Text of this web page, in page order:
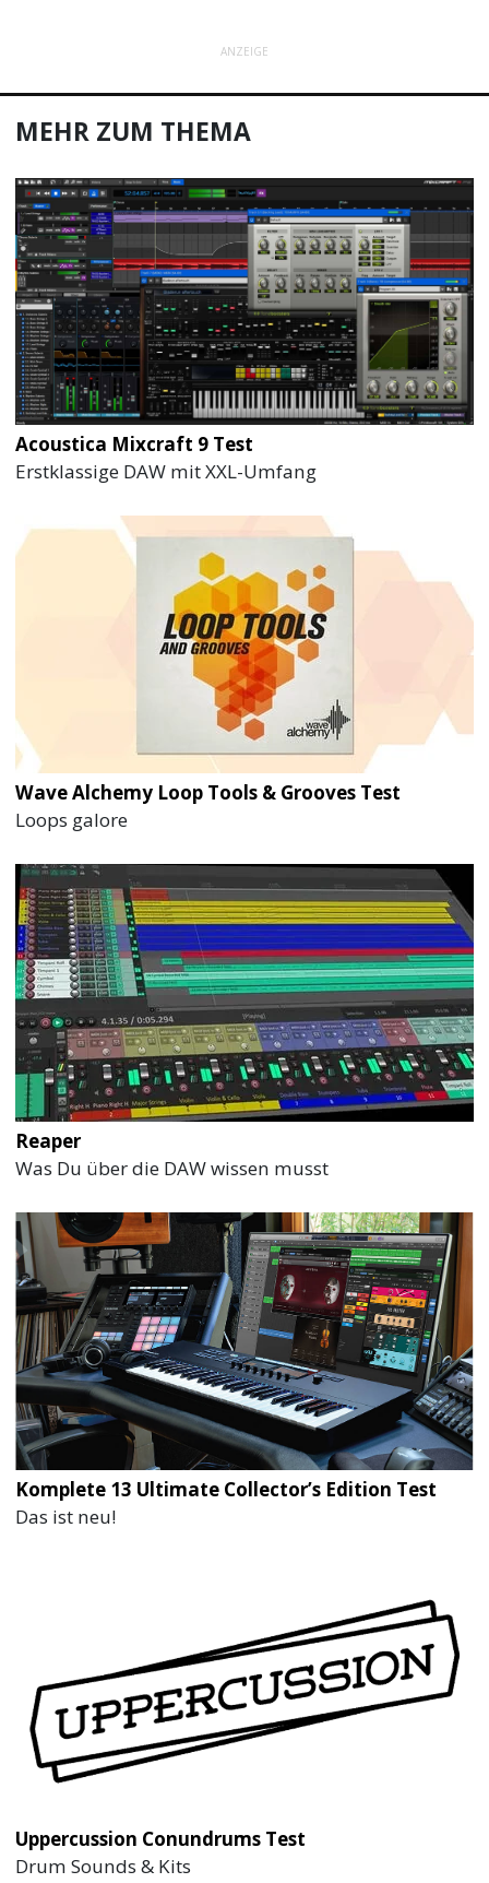
ANZEIGE
MEHR ZUM THEMA
Acoustica Mixcraft 9 Test
Erstklassige DAW mit XXL-Umfang
Wave Alchemy Loop Tools & Grooves Test
Loops galore
Reaper
Was Du über die DAW wissen musst
Komplete 13 Ultimate Collector’s Edition Test
Das ist neu!
Uppercussion Conundrums Test
Drum Sounds & Kits